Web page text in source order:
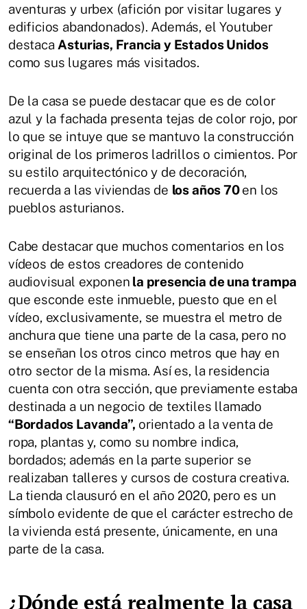
aventuras y urbex (afición por visitar lugares y
edificios abandonados). Además, el Youtuber
destaca Asturias, Francia y Estados Unidos
como sus lugares más visitados.
De la casa se puede destacar que es de color
azul y la fachada presenta tejas de color rojo, por
lo que se intuye que se mantuvo la construcción
original de los primeros ladrillos o cimientos. Por
su estilo arquitectónico y de decoración,
recuerda a las viviendas de los años 70en los
pueblos asturianos.
Cabe destacar que muchos comentarios en los
vídeos de estos creadores de contenido
audiovisual exponen la presencia de una trampa
que esconde este inmueble, puesto que en el
vídeo, exclusivamente, se muestra el metro de
anchura que tiene una parte de la casa, pero no
se enseñan los otros cinco metros que hay en
otro sector de la misma. Así es, la residencia
cuenta con otra sección, que previamente estaba
destinada a un negocio de textiles llamado
“Bordados Lavanda”, orientado a la venta de
ropa, plantas y, como su nombre indica,
bordados; además en la parte superior se
realizaban talleres y cursos de costura creativa.
La tienda clausuró en el año 2020, pero es un
símbolo evidente de que el carácter estrecho de
la vivienda está presente, únicamente, en una
parte de la casa.
¿Dónde está realmente la casa